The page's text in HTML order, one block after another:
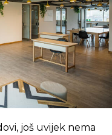
ubijeđen da se
životnu fazu,
tereta i da može
Vještica i dodao
te da su skoro
račun
i rudarstva RS,
još uvijek nema